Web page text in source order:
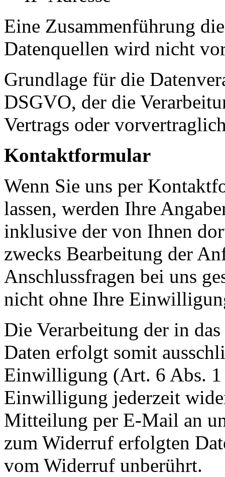
Eine Zusammenführung
Datenquellen wird nicht
Grundlage für die
DSGVO, der die
Vertrags oder
Kontaktformular
Wenn Sie uns per
lassen, werden Ihre
inklusive der von Ihnen
zwecks Bearbeitung der
Anschlussfragen bei uns
nicht ohne Ihre
Die Verarbeitung der in
Daten erfolgt somit
Einwilligung (Art. 6 Abs. 1
Einwilligung jederzeit
Mitteilung per E-Mail an
zum Widerruf erfolgten
vom Widerruf unberührt.